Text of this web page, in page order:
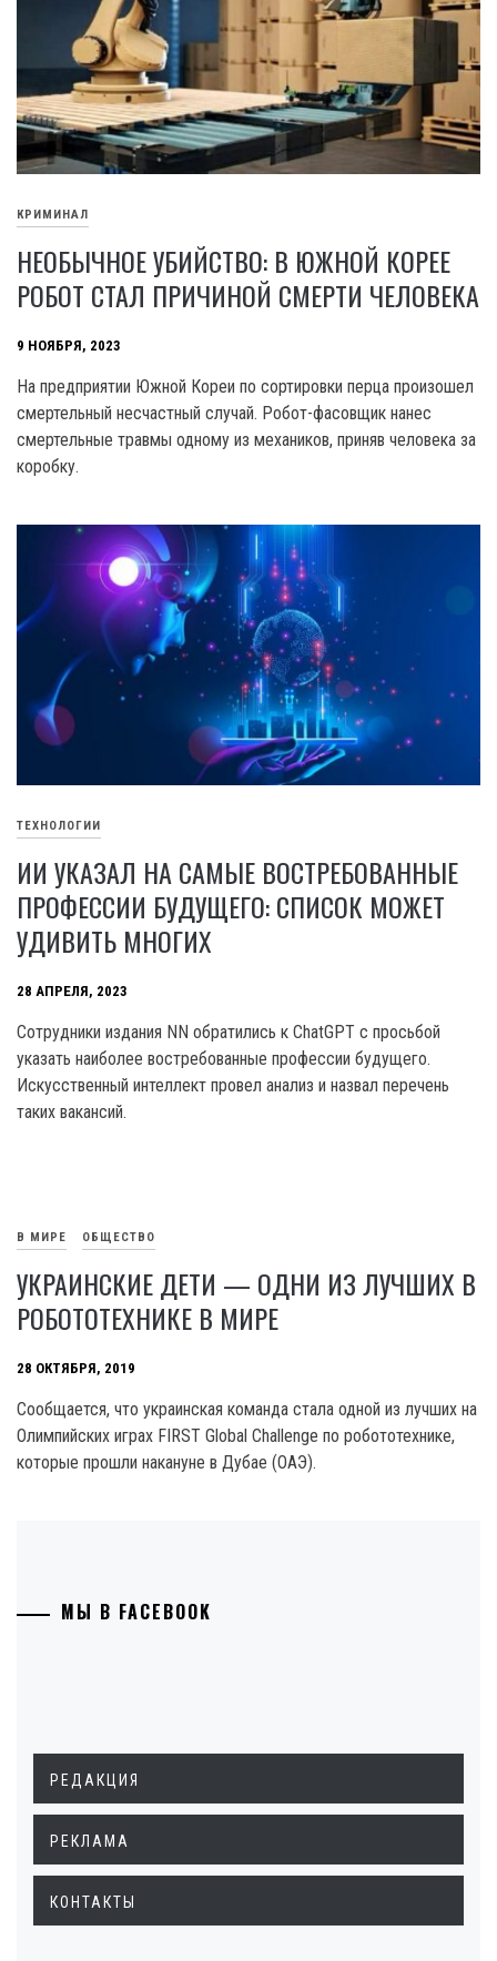
КРИМИНАЛ
НЕОБЫЧНОЕ УБИЙСТВО: В ЮЖНОЙ КОРЕЕ
РОБОТ СТАЛ ПРИЧИНОЙ СМЕРТИ ЧЕЛОВЕКА
9 НОЯБРЯ, 2023
На предприятии Южной Кореи по сортировки перца произошел
смертельный несчастный случай. Робот-фасовщик нанес
смертельные травмы одному из механиков, приняв человека за
коробку.
ТЕХНОЛОГИИ
ИИ УКАЗАЛ НА САМЫЕ ВОСТРЕБОВАННЫЕ
ПРОФЕССИИ БУДУЩЕГО: СПИСОК МОЖЕТ
УДИВИТЬ МНОГИХ
28 АПРЕЛЯ, 2023
Сотрудники издания NN обратились к ChatGPT с просьбой
указать наиболее востребованные профессии будущего.
Искусственный интеллект провел анализ и назвал перечень
таких вакансий.
В МИРЕ ОБЩЕСТВО
УКРАИНСКИЕ ДЕТИ — ОДНИ ИЗ ЛУЧШИХ В
РОБОТОТЕХНИКЕ В МИРЕ
28 ОКТЯБРЯ, 2019
Сообщается, что украинская команда стала одной из лучших на
Олимпийских играх FIRST Global Challenge по робототехнике,
которые прошли накануне в Дубае (ОАЭ).
МЫ В FACEBOOK
РЕДАКЦИЯ
РЕКЛАМА
КОНТАКТЫ